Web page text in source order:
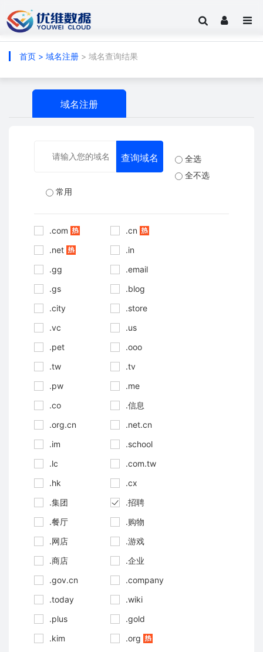
首页 > 域名注册 > 域名查询结果
域名注册
全选
全不选
常用
.com
.cn
.net
.in
.gg
.email
.gs
.blog
.city
.store
.vc
.us
.pet
.ooo
.tw
.tv
.pw
.me
.co
.信息
.org.cn
.net.cn
.im
.school
.lc
.com.tw
.hk
.cx
.集团
.招聘
.餐厅
.购物
.网店
.游戏
.商店
.企业
.gov.cn
.company
.today
.wiki
.plus
.gold
.kim
.org